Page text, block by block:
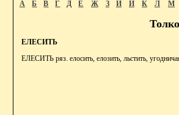
А Б В Г Д Е Ж З И Й К Л М
ЕЛЕСИТЬ
ЕЛЕСИТЬ ряз. елосить, елозить, льстить,